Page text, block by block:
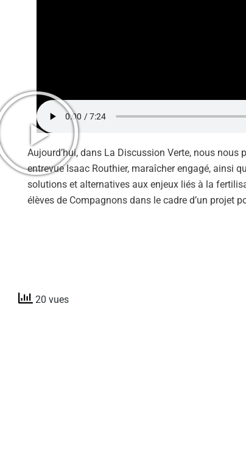
Aujourd’hui, dans La Discussion Verte, nous nous
entrevue Isaac Routhier, maraîcher engagé, ainsi
solutions et alternatives aux enjeux liés à la
élèves de Compagnons dans le cadre d’un projet
20 vues